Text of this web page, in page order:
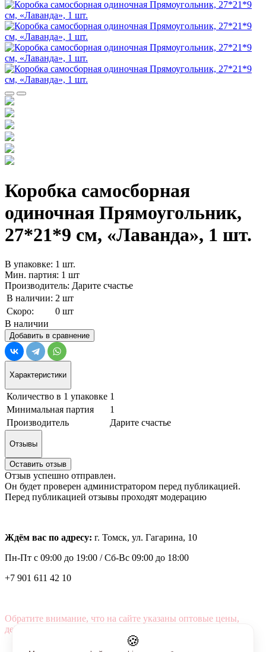
Коробка самосборная
одиночная Прямоугольник,
27*21*9 см, «Лаванда», 1 шт.
В упаковке: 1 шт.
Мин. партия: 1 шт
Производитель: Дарите счастье
В наличии: 2 шт
Скоро:
0 шт
В наличии
Добавить в сравнение
Характеристики
Количество в 1 упаковке 1
Минимальная партия
1
Производитель
Дарите счастье
Отзывы
Оставить отзыв
Отзыв успешно отправлен.
Он будет проверен администратором перед публикацией.
Перед публикацией отзывы проходят модерацию
Ждём вас по адресу: г. Томск, ул. Гагарина, 10
Пн-Пт с 09:00 до 19:00 /Сб-Вс 09:00 до 18:00
+7 901 611 42 10
Обратите внимание, что на сайте указаны оптовые цены,
действующие при первом заказе от 3000 рублей.
🍪